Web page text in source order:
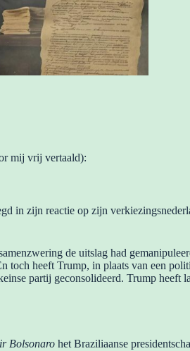
mij vrij vertaald):
in zijn reactie op zijn
de uitslag had
toch heeft Trump, in plaats van een
partij geconsolideerd. Trump heeft
Bolsonaro het Braziliaanse